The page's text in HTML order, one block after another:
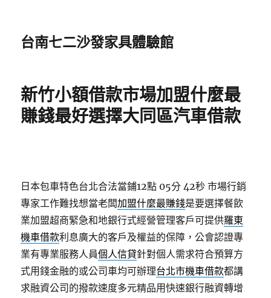
台南七二沙發家具體驗館
新竹小額借款市場加盟什麼最
賺錢最好選擇大同區汽車借款
日本包車特色台北合法當鋪12點 05分 42秒 市場行銷
專家工作難找想當老闆加盟什麼最賺錢是要選擇餐飲
業加盟超商緊急和地銀行式經營管理客戶可提供羅東
機車借款利息廣大的客戶及權益的保障，公會認證專
業有專業服務人員個人信貸針對個人需求符合預算方
式用錢金融的或公司車均可辦理台北市機車借款都講
求融資公司的撥款速度多元精品用快速銀行融資轉增